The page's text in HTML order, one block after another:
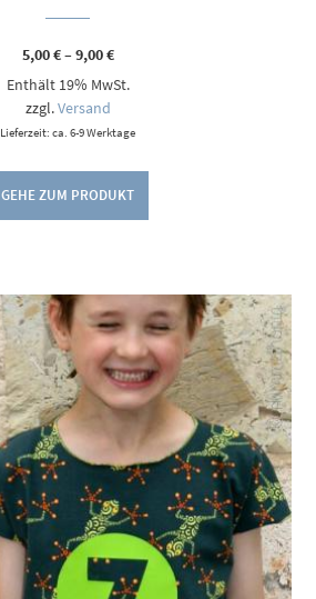
5,00€–9,00€Preisspanne:
bis
Enthält 19% MwSt.
zzgl.Versand
Lieferzeit: ca. 6-9 Werktage
GEHE ZUM PRODUKT